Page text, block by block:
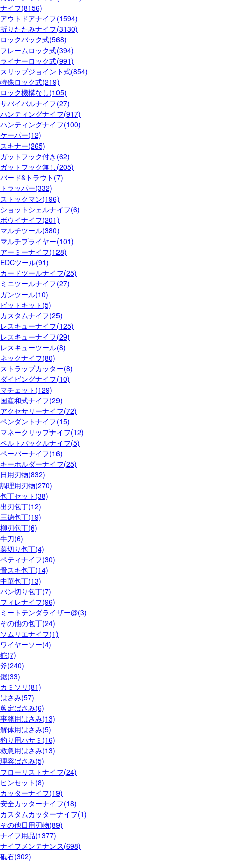
ナイフ(8156)
アウトドアナイフ(1594)
折りたたみナイフ(3130)
ロックバック式(568)
フレームロック式(394)
ライナーロック式(991)
スリップジョイント式(854)
特殊ロック式(219)
ロック機構なし(105)
サバイバルナイフ(27)
ハンティングナイフ(917)
ハンティングナイフ(100)
ケーパー(12)
スキナー(265)
ガットフック付き(62)
ガットフック無し(205)
バード&トラウト(7)
トラッパー(332)
ストックマン(196)
ショットシェルナイフ(6)
ボウイナイフ(201)
マルチツール(380)
マルチプライヤー(101)
アーミーナイフ(128)
EDCツール(91)
カードツールナイフ(25)
ミニツールナイフ(27)
ガンツール(10)
ビットキット(5)
カスタムナイフ(25)
レスキューナイフ(125)
レスキューナイフ(29)
レスキューツール(8)
ネックナイフ(80)
ストラップカッター(8)
ダイビングナイフ(10)
マチェット(129)
国産和式ナイフ(29)
アクセサリーナイフ(72)
ペンダントナイフ(15)
マネークリップナイフ(12)
ベルトバックルナイフ(5)
ペーパーナイフ(16)
キーホルダーナイフ(25)
日用刃物(832)
調理用刃物(270)
包丁セット(38)
出刃包丁(12)
三徳包丁(19)
柳刃包丁(6)
牛刀(6)
菜切り包丁(4)
ペティナイフ(30)
骨スキ包丁(14)
中華包丁(13)
パン切り包丁(7)
フィレナイフ(96)
ミートテンダライザー@(3)
その他の包丁(24)
ソムリエナイフ(1)
ワイヤーソー(4)
鉈(7)
斧(240)
鋸(33)
カミソリ(81)
はさみ(57)
剪定ばさみ(6)
事務用はさみ(13)
解体用はさみ(5)
釣り用ハサミ(16)
救急用はさみ(13)
理容ばさみ(5)
フローリストナイフ(24)
ピンセット(8)
カッターナイフ(19)
安全カッターナイフ(18)
カスタムカッターナイフ(1)
その他日用刃物(89)
ナイフ用品(1377)
ナイフメンテナンス(698)
砥石(302)